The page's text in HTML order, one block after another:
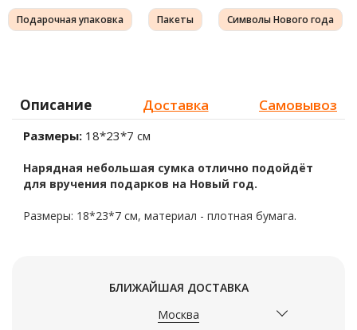
Подарочная упаковка Пакеты Символы Нового года
Описание Доставка Самовывоз
Размеры: 18*23*7 см
Нарядная небольшая сумка отлично подойдёт
для вручения подарков на Новый год.
Размеры: 18*23*7 см, материал - плотная бумага.
БЛИЖАЙШАЯ ДОСТАВКА
Москва